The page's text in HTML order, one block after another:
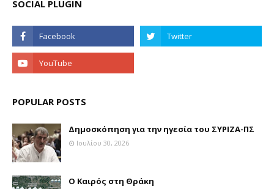
SOCIAL PLUGIN
POPULAR POSTS
Δημοσκόπηση για την ηγεσία του ΣΥΡΙΖΑ-ΠΣ
Ιουλίου 30, 2026
Ο Καιρός στη Θράκη